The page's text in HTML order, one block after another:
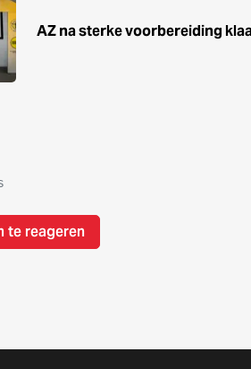
AZ na sterke voorbereiding
te reageren